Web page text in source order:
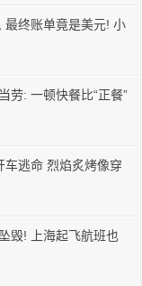
最终账单竟是美元! 小
劳: 一顿快餐比“正餐”
逃命 烈焰炙烤像穿
毁! 上海起飞航班也